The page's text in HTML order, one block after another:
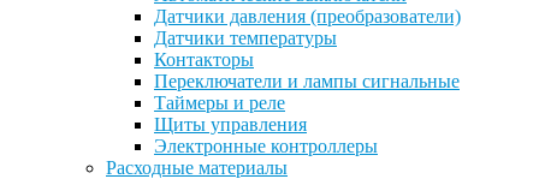
Датчики давления (преобразователи)
Датчики температуры
Контакторы
Переключатели и лампы сигнальные
Таймеры и реле
Щиты управления
Электронные контроллеры
Расходные материалы